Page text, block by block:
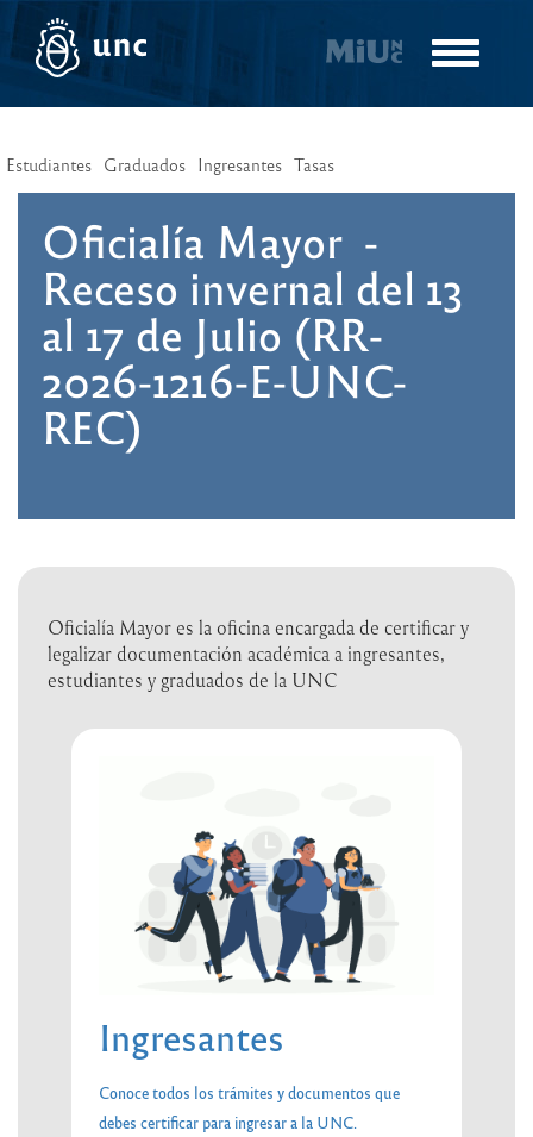
Pasar
contenido
Toggle
Estudiantes Graduados Ingresantes Tasas
Oficialía Mayor -
Receso invernal del 13
al 17 de Julio (RR-
2026-1216-E-UNC-
REC)
Oficialía Mayor es la oficina encargada de certificar y
legalizar documentación académica a ingresantes,
estudiantes y graduados de la UNC
Ingresantes
Conoce todos los trámites y documentos que
debes certificar para ingresar a la UNC.